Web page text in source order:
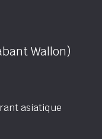
Wallon)
asiatique